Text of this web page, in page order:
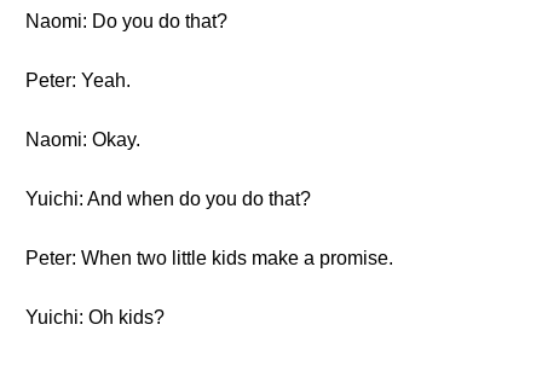
Naomi: Do you do that?
Peter: Yeah.
Naomi: Okay.
Yuichi: And when do you do that?
Peter: When two little kids make a promise.
Yuichi: Oh kids?